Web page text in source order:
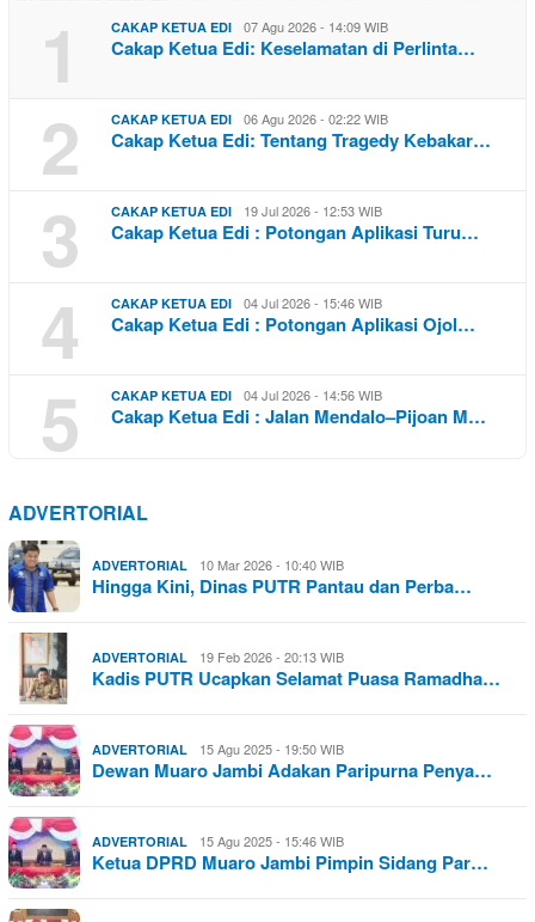
1 CAKAP KETUA EDI 07 Agu 2026 - 14:09 WIB
Cakap Ketua Edi: Keselamatan di Perlinta…
2 CAKAP KETUA EDI 06 Agu 2026 - 02:22 WIB
Cakap Ketua Edi: Tentang Tragedy Kebakar…
3 CAKAP KETUA EDI 19 Jul 2026 - 12:53 WIB
Cakap Ketua Edi : Potongan Aplikasi Turu…
4 CAKAP KETUA EDI 04 Jul 2026 - 15:46 WIB
Cakap Ketua Edi : Potongan Aplikasi Ojol…
5 CAKAP KETUA EDI 04 Jul 2026 - 14:56 WIB
Cakap Ketua Edi : Jalan Mendalo–Pijoan M…
ADVERTORIAL
ADVERTORIAL 10 Mar 2026 - 10:40 WIB
Hingga Kini, Dinas PUTR Pantau dan Perba…
ADVERTORIAL 19 Feb 2026 - 20:13 WIB
Kadis PUTR Ucapkan Selamat Puasa Ramadha…
ADVERTORIAL 15 Agu 2025 - 19:50 WIB
Dewan Muaro Jambi Adakan Paripurna Penya…
ADVERTORIAL 15 Agu 2025 - 15:46 WIB
Ketua DPRD Muaro Jambi Pimpin Sidang Par…